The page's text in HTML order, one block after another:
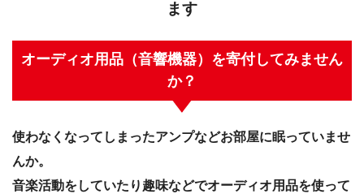
ます
オーディオ用品（音響機器）を寄付してみません
か？
使わなくなってしまったアンプなどお部屋に眠っていませ
んか。
音楽活動をしていたり趣味などでオーディオ用品を使って